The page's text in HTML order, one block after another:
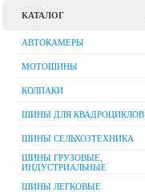
КАТАЛОГ
АВТОКАМЕРЫ
МОТОШИНЫ
КОЛПАКИ
ШИНЫ ДЛЯ КВАДРОЦИКЛОВ
ШИНЫ СЕЛЬХОЗТЕХНИКА
ШИНЫ ГРУЗОВЫЕ,
ИНДУСТРИАЛЬНЫЕ
ШИНЫ ЛЕГКОВЫЕ